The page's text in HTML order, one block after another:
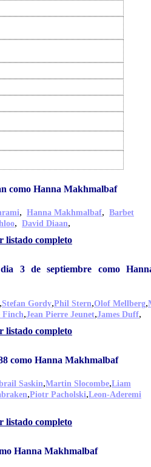
como Hanna Makhmalbaf
, Hanna Makhmalbaf, Barbet
, David Diaan,
listado completo
3 de septiembre como
,Stefan Gordy,Phil Stern,Olof Mellberg,
Finch,Jean Pierre Jeunet,James Duff,
listado completo
como Hanna Makhmalbaf
Saskin,Martin Slocombe,Liam
,Piotr Pacholski,Leon-Aderemi
listado completo
Hanna Makhmalbaf